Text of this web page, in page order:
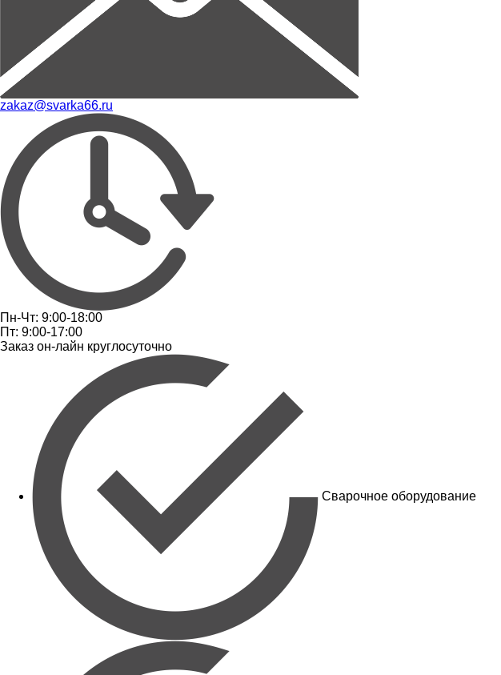
zakaz@svarka66.ru
Пн-Чт: 9:00-18:00
Пт: 9:00-17:00
Заказ он-лайн круглосуточно
Сварочное оборудование